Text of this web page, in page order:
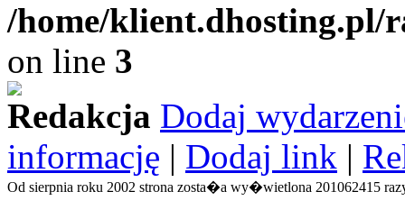
/home/
on line 3
Redakcja Dodaj
informację | Dodaj link |
Od sierpnia roku 2002 strona zosta�a wy�wietlona 201062415